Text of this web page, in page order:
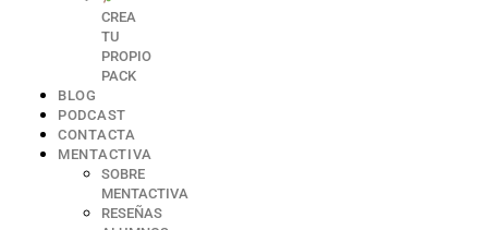
CREA
TU
PROPIO
PACK
BLOG
PODCAST
CONTACTA
MENTACTIVA
SOBRE
MENTACTIVA
RESEÑAS